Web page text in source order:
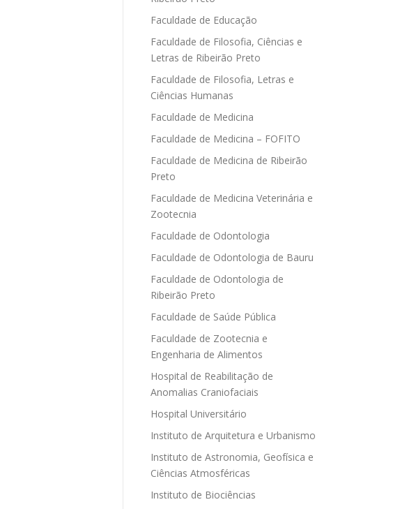
Faculdade de Educação
Faculdade de Filosofia, Ciências e
Letras de Ribeirão Preto
Faculdade de Filosofia, Letras e
Ciências Humanas
Faculdade de Medicina
Faculdade de Medicina – FOFITO
Faculdade de Medicina de Ribeirão
Preto
Faculdade de Medicina Veterinária e
Zootecnia
Faculdade de Odontologia
Faculdade de Odontologia de Bauru
Faculdade de Odontologia de
Ribeirão Preto
Faculdade de Saúde Pública
Faculdade de Zootecnia e
Engenharia de Alimentos
Hospital de Reabilitação de
Anomalias Craniofaciais
Hospital Universitário
Instituto de Arquitetura e Urbanismo
Instituto de Astronomia, Geofísica e
Ciências Atmosféricas
Instituto de Biociências